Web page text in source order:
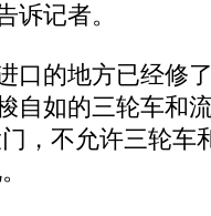
诉记者。
的地方已经修
自如的三轮车和
，不允许三轮车